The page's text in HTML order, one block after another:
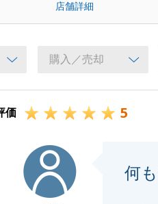
店舗詳細
価 5
何